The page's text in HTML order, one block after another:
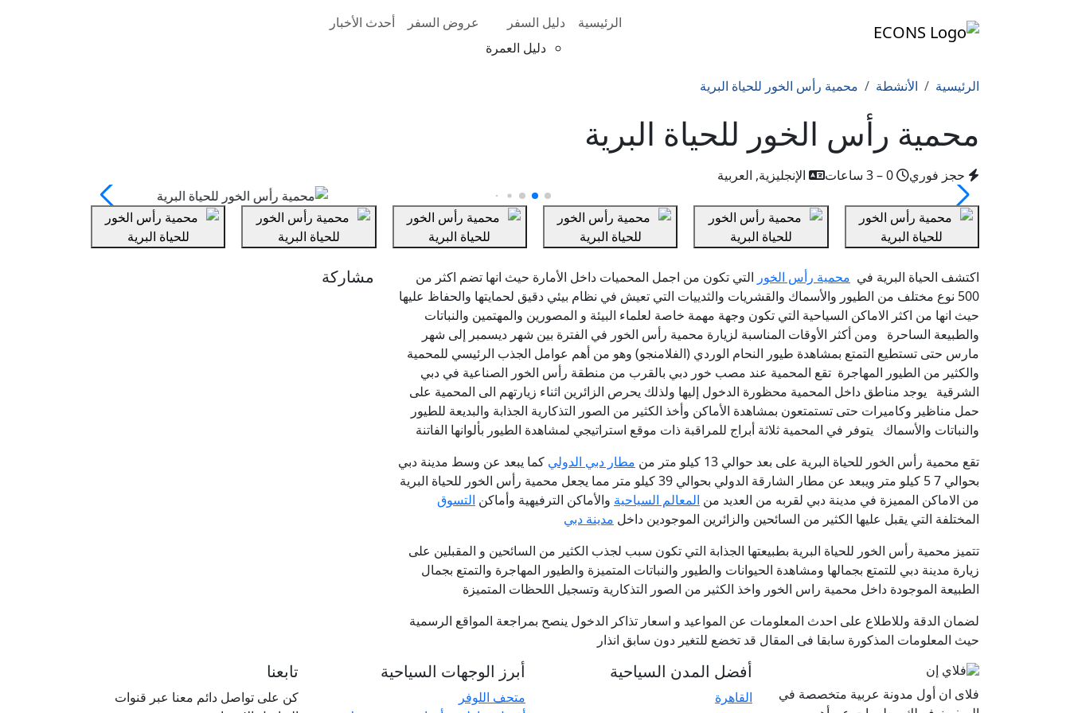
الرئيسية
دليل السفر
دليل العمرة
عروض السفر أحدث الأخبار
الرئيسية الأنشطة محمية رأس الخور للحياة البرية
محمية رأس الخور للحياة البرية
حجز فوري الإنجليزية, العربية
اكتشف الحياة البرية في محمية رأس الخور التي تكون من اجمل المحميات داخل الأمارة حيث انها تضم اكثر من
500 نوع مختلف من الطيور والأسماك والقشريات والثدييات التي تعيش في نظام بيئي دقيق لحمايتها والحفاظ عليها
حيث انها من اكثر الاماكن السياحية التي تكون وجهة مهمة خاصة لعلماء البيئة و المصورين والمهتمين والنباتات
والطبيعة الساحرة ومن أكثر الأوقات المناسبة لزيارة محمية رأس الخور في الفترة بين شهر ديسمبر إلى شهر
مارس حتى تستطيع التمتع بمشاهدة طيور النحام الوردي (الفلامنجو) وهو من أهم عوامل الجذب الرئيسي للمحمية
والكثير من الطيور المهاجرة تقع المحمية عند مصب خور دبي بالقرب من منطقة رأس الخور الصناعية في دبي
الشرقية يوجد مناطق داخل المحمية محظورة الدخول إليها ولذلك يحرص الزائرين اثناء زيارتهم الى المحمية على
حمل مناظير وكاميرات حتى تستمتعون بمشاهدة الأماكن وأخذ الكثير من الصور التذكارية الجذابة والبديعة للطيور
والنباتات والأسماك يتوفر في المحمية ثلاثة أبراج للمراقبة ذات موقع استراتيجي لمشاهدة الطيور بألوانها الفاتنة
تقع محمية رأس الخور للحياة البرية على بعد حوالي 13 كيلو متر من
مطار دبي الدولي كما يبعد عن وسط مدينة دبي
بحوالي 7 5 كيلو متر ويبعد عن مطار الشارقة الدولي بحوالي 39 كيلو متر مما يجعل محمية رأس الخور للحياة البرية
من الاماكن المميزة في مدينة دبي لقربه من العديد من المعالم السياحية والأماكن الترفيهية وأماكن التسوق
المختلفة التي يقبل عليها الكثير من السائحين والزائرين الموجودين داخل مدينة دبي
تتميز محمية رأس الخور للحياة البرية بطبيعتها الجذابة التي تكون سبب لجذب الكثير من السائحين و المقبلين على
زيارة مدينة دبي للتمتع بجمالها ومشاهدة الحيوانات والطيور والنباتات المتميزة والطيور المهاجرة والتمتع بجمال
الطبيعة الموجودة داخل محمية راس الخور واخذ الكثير من الصور التذكارية وتسجيل اللحظات المتميزة
لضمان الدقة وللاطلاع على احدث المعلومات عن المواعيد و اسعار تذاكر الدخول ينصح بمراجعة المواقع الرسمية
حيث المعلومات المذكورة سابقا فى المقال قد تخضع للتغير دون سابق انذار
مشاركة
فلاى ان أول مدونة عربية متخصصة في
أفضل المدن السياحية
القاهرة
أبرز الوجهات السياحية
متحف اللوفر
تابعنا
كن على تواصل دائم معنا عبر قنوات